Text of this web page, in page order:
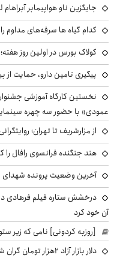
جایگزین ناو هواپیمابر
کدام گیاه ها سرفه‌های مداوم
کولاک بورس در اولین روز هفته؛ شاخص کل
پیگیری تامین دارو، حمایت
نخستین کارگاه آموزشی
عمودی» با حضور سه چهره
از مزارشریف تا تهران؛
هند جنگنده فرانسوی رافال را کنار
آخرین وضعیت پرونده شهدای
درخشش ستاره فیلم فرهادی در
آن خود کرد
[روزبه کردونی] نامی که زیر
دلار بازار آزاد ۲هزار تومان گران شد؛ علت چیست؟ +نرخ امروز ۱۷ مرداد